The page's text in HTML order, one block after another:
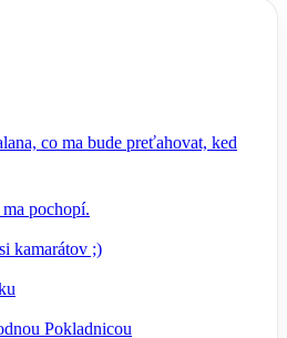
co ma bude preťahovat, ked
pochopí.
kamarátov ;)
Pokladnicou